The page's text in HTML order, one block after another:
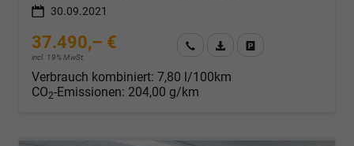
30.09.2021
37.490,– €
incl. 19% MwSt.
Wir rufen Sie anFahrzeugexposé (PDF)
Verbrauch kombiniert: 7,80 l/100km
CO2-Emissionen: 204,00 g/km